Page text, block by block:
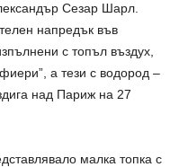
Сезар Шарл.
напредък във
с топъл въздух,
а тези с водород –
над Париж на 27
малка топка с